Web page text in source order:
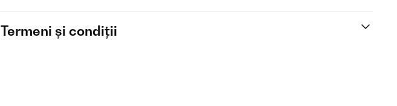
Termeni și condiții